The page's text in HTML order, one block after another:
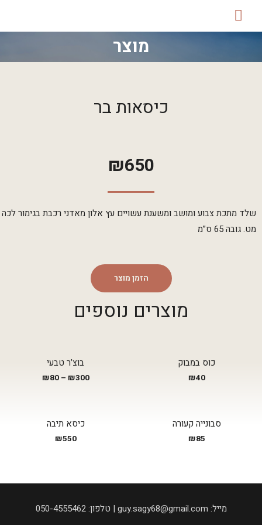
מוצר
כיסאות בר
₪650
שלד מתכת צבוע ומושב ומשענת עשויים עץ אלון מאדני רכבת בגימור לכה
מט. גובה 65 ס”מ
הזמן מוצר
מוצרים נוספים
בוצ’ר טבעי
₪80– ₪300
כוס במבוק
₪40
כיסא תיבה
₪550
סבונייה קעורה
₪85
050-4555462 :טלפון | guy.sagy68@gmail.com :מייל